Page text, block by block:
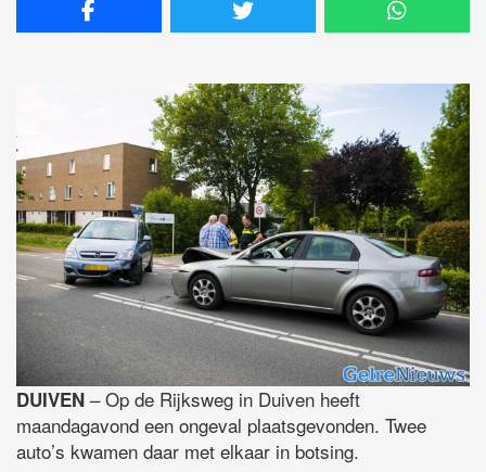
DUIVEN – Op de Rijksweg in Duiven heeft
maandagavond een ongeval plaatsgevonden. Twee
auto’s kwamen daar met elkaar in botsing.